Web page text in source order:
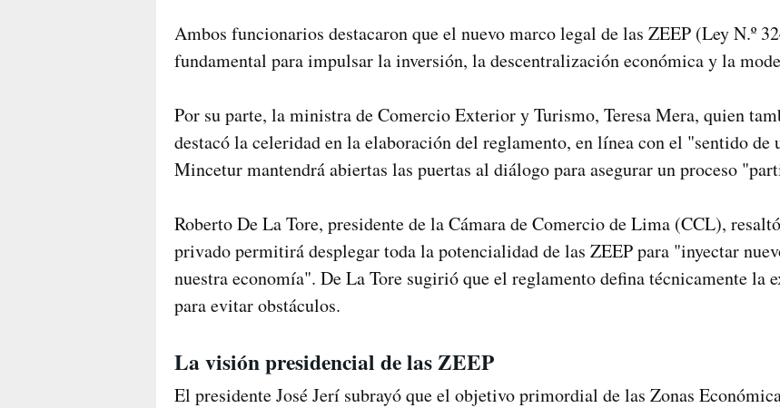
Ambos funcionarios destacaron que el nuevo marco legal de las ZEEP (Ley N.º
fundamental para impulsar la inversión, la descentralización económica y la
Por su parte, la ministra de Comercio Exterior y Turismo, Teresa Mera, quien
destacó la celeridad en la elaboración del reglamento, en línea con el "sentido
Mincetur mantendrá abiertas las puertas al diálogo para asegurar un proceso
Roberto De La Tore, presidente de la Cámara de Comercio de Lima (CCL),
privado permitirá desplegar toda la potencialidad de las ZEEP para "inyectar
nuestra economía". De La Tore sugirió que el reglamento defina técnicamente la
para evitar obstáculos.
La visión presidencial de las ZEEP
El presidente José Jerí subrayó que el objetivo primordial de las Zonas